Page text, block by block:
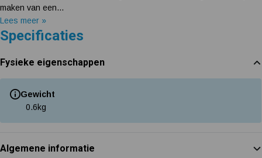
maken van een...
Lees meer »
Specificaties
Fysieke eigenschappen
Gewicht
0.6kg
Algemene informatie